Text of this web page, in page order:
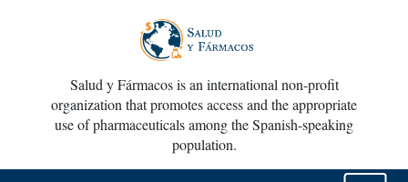
Salud y Fármacos is an international non-profit
organization that promotes access and the appropriate
use of pharmaceuticals among the Spanish-speaking
population.